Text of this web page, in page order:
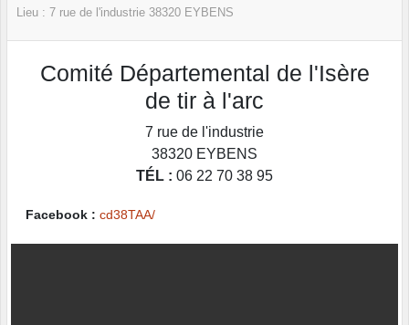
Lieu : 7 rue de l'industrie 38320 EYBENS
Comité Départemental de l'Isère
de tir à l'arc
7 rue de l'industrie
38320 EYBENS
TÉL : 06 22 70 38 95
Facebook : cd38TAA/